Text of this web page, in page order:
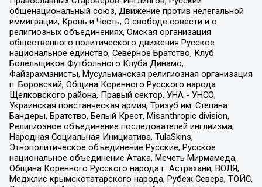
общенациональный союз, Движение против нелегальной
иммиграции, Кровь и Честь, О свободе совести и о
религиозных объединениях, Омская организация
общественного политического движения Русское
национальное единство, Северное Братство, Клуб
Болельщиков Футбольного Клуба Динамо,
Файзрахманисты, Мусульманская религиозная организация
п. Боровский, Община Коренного Русского народа
Щелковского района, Правый сектор, УНА - УНСО,
Украинская повстанческая армия, Тризуб им. Степана
Бандеры, Братство, Белый Крест, Misanthropic division,
Религиозное объединение последователей инглиизма,
Народная Социальная Инициатива, TulaSkins,
Этнополитическое объединение Русские, Русское
национальное объединение Атака, Мечеть Мирмамеда,
Община Коренного Русского народа г. Астрахани, ВОЛЯ,
Меджлис крымскотатарского народа, Рубеж Севера, ТОЙС,